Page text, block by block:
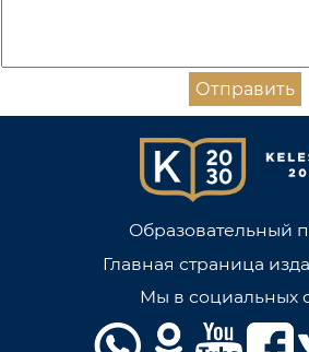
Отправить
Образовательный
Главная страница
Мы в социальных